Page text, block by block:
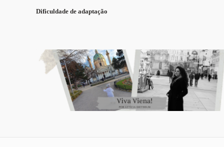
Dificuldade de adaptação